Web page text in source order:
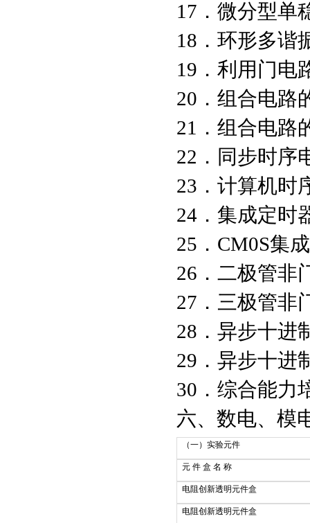
17．微分型单
18．环形多谐
19．利用门电
20．组合电路
21．组合电路
22．同步时序
23．计算机时
24．集成定时
25．CM0S集
26．二极管非
27．三极管非
28．异步十进
29．异步十进
30．综合能力
六、数电、模
（一）实验元件
元 件 盒 名 称
电阻创新透明元件盒
电阻创新透明元件盒